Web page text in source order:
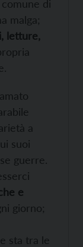
comune di
malga;
letture,
a
suoi
guerre.
e
giorno;
sta tra le